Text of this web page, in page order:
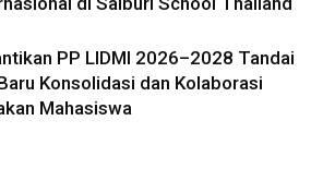
PP LIDMI 2026–2028 Tandai
Konsolidasi dan Kolaborasi
Mahasiswa